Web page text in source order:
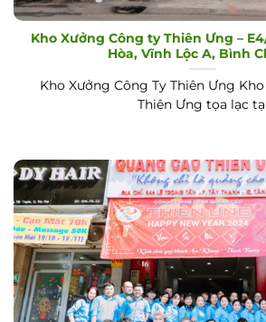
Kho Xưởng Công ty Thiên Ưng –
Hòa, Vĩnh Lộc A, Bình
Kho Xưởng Công Ty Thiên Ưng
Thiên Ưng tọa lạc